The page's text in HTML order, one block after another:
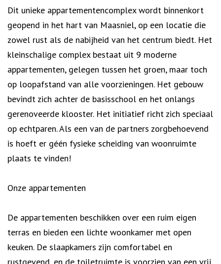
Omschrijving
Dit unieke appartementencomplex wordt binnenkort
geopend in het hart van Maasniel, op een locatie die
zowel rust als de nabijheid van het centrum biedt. Het
kleinschalige complex bestaat uit 9 moderne
appartementen, gelegen tussen het groen, maar toch
op loopafstand van alle voorzieningen. Het gebouw
bevindt zich achter de basisschool en het onlangs
gerenoveerde klooster. Het initiatief richt zich speciaal
op echtparen. Als een van de partners zorgbehoevend
is hoeft er géén fysieke scheiding van woonruimte
plaats te vinden!
Onze appartementen
De appartementen beschikken over een ruim eigen
terras en bieden een lichte woonkamer met open
keuken. De slaapkamers zijn comfortabel en
rustgevend, en de toiletruimte is voorzien van een vrij